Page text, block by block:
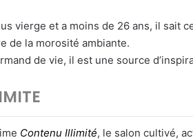
vierge et a moins de 26 ans, il sait
de la morosité ambiante.
de vie, il est une source
Contenu Illimité, le salon cultivé,